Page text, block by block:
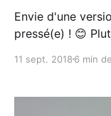
Envie d'une
pressé(e) ! 😊 Plutôt que de te donner des conseils
question : qu'est-
11 sept. 2018 6 min